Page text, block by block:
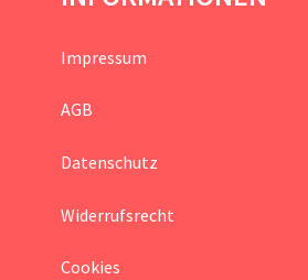
Impressum
AGB
Datenschutz
Widerrufsrecht
Cookies